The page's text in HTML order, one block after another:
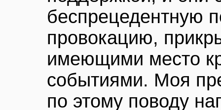
беспрецедентную
провокацию,
имеющими место
событиями. Моя
по этому поводу